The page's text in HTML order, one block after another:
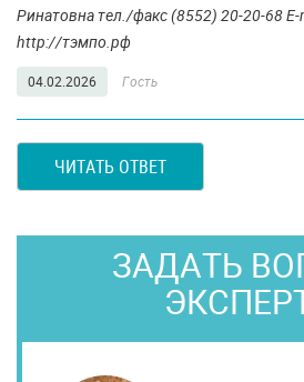
Ринатовна тел./факс (8552) 20-20-68
http://тэмпо.рф
04.02.2026 Гость
ЧИТАТЬ ОТВЕТ
ЗАДАТЬ